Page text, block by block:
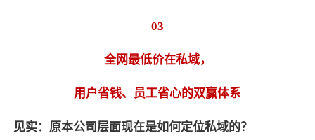
03
全网最低价在私域，
用户省钱、员工省心的双赢体系
见实：原本公司层面现在是如何定位私域的？